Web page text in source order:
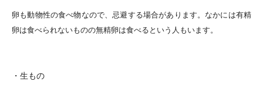
卵も動物性の食べ物なので、忌避する場合があります。なかには有精
卵は食べられないものの無精卵は食べるという人もいます。
・生もの